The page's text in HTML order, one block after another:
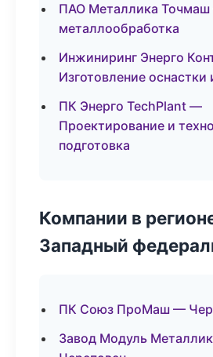
ПАО Металлика
металлообработка
Инжиниринг Энерго
Изготовление
ПК Энерго TechPlant —
Проектирование и
подготовка
Компании в
Западный
ПК Союз ПроМаш —
Завод Модуль